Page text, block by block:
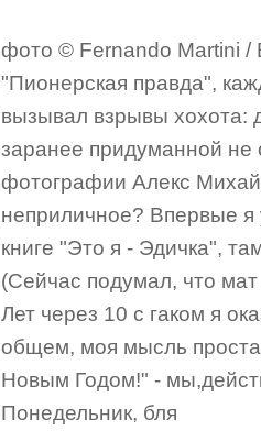
фото © Fernando Martini /
"Пионерская правда",
вызывал взрывы хохота:
заранее придуманной не
фотографии Алекс
неприличное? Впервые я
книге "Это я - Эдичка",
(Сейчас подумал, что
Лет через 10 с гаком я
общем, моя мысль
Новым Годом!" -
Понедельник, бля